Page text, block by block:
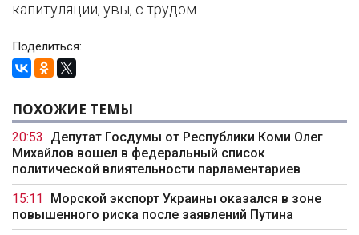
капитуляции, увы, с трудом.
Поделиться:
ПОХОЖИЕ ТЕМЫ
20:53
Депутат Госдумы от Республики Коми Олег
Михайлов вошел в федеральный список
политической влиятельности парламентариев
15:11
Морской экспорт Украины оказался в зоне
повышенного риска после заявлений Путина